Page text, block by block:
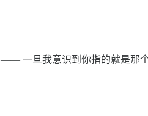
—— 一旦我意识到你指的就是那个